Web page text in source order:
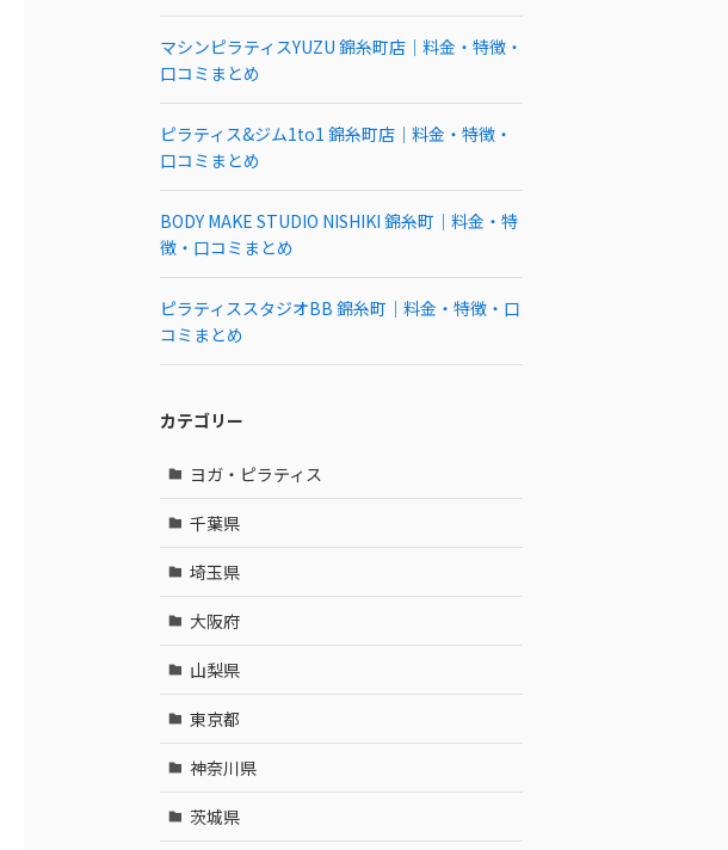
マシンピラティスYUZU 錦糸町店｜料金・特徴・
口コミまとめ
ピラティス&ジム1to1 錦糸町店｜料金・特徴・
口コミまとめ
BODY MAKE STUDIO NISHIKI 錦糸町｜料金・特
徴・口コミまとめ
ピラティススタジオBB 錦糸町｜料金・特徴・口
コミまとめ
カテゴリー
ヨガ・ピラティス
千葉県
埼玉県
大阪府
山梨県
東京都
神奈川県
茨城県